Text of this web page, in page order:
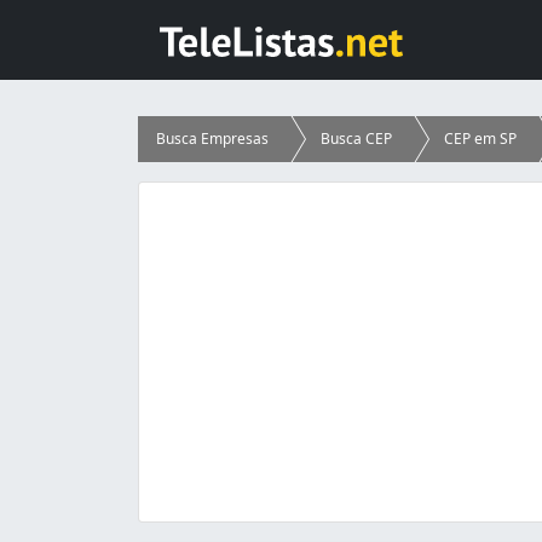
Busca Empresas Busca CEP CEP em SP